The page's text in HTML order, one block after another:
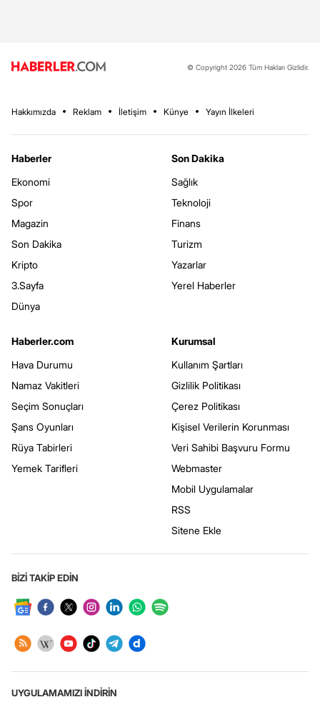
© Copyright 2026 Tüm Hakları Gizlidir.
Hakkımızda Reklam İletişim Künye Yayın İlkeleri
Haberler
Ekonomi
Spor
Magazin
Son Dakika
Kripto
3.Sayfa
Dünya
Son Dakika
Sağlık
Teknoloji
Finans
Turizm
Yazarlar
Yerel Haberler
Haberler.com
Hava Durumu
Namaz Vakitleri
Seçim Sonuçları
Şans Oyunları
Rüya Tabirleri
Yemek Tarifleri
Kurumsal
Kullanım Şartları
Gizlilik Politikası
Çerez Politikası
Kişisel Verilerin Korunması
Veri Sahibi Başvuru Formu
Webmaster
Mobil Uygulamalar
RSS
Sitene Ekle
BİZİ TAKİP EDİN
UYGULAMAMIZI İNDİRİN